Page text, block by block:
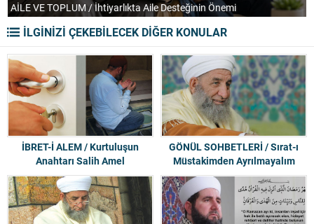
AİLE VE TOPLUM / İhtiyarlıkta Aile Desteğinin Önemi
İLGİNİZİ ÇEKEBİLECEK DİĞER KONULAR
İBRET-İ ALEM / Kurtuluşun
Anahtarı Salih Amel
GÖNÜL SOHBETLERİ / Sırat-ı
Müstakimden Ayrılmayalım